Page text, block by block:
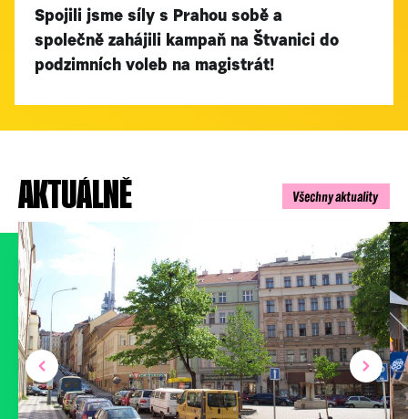
Spojili jsme síly s Prahou sobě a
společně zahájili kampaň na Štvanici do
podzimních voleb na magistrát!
AKTUÁLNĚ Všechny aktuality